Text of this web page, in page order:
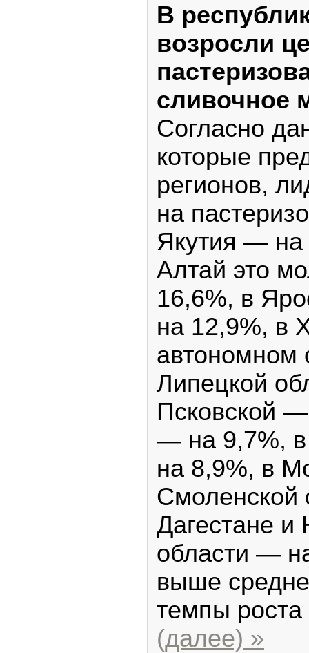
В
возросли
сливочное
Согласно
которые
регионов,
на
Якутия — на
Алтай это
16,6%, в
на 12,9%, в
автономном
Липецкой
Псковской
— на 9,7%,
на 8,9%, в
Смоленской
Дагестане и
области —
выше
темпы
(далее) »